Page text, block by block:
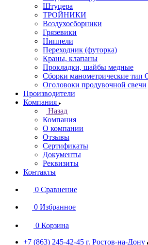
Штуцера
ТРОЙНИКИ
Воздухосборники
Грязевики
Ниппели
Переходник (футорка)
Краны, клапаны
Прокладки, шайбы медные
Сборки манометрические тип
Оголовоки продувочной свечи
Производители
Компания
Назад
Компания
О компании
Отзывы
Сертификаты
Документы
Реквизиты
Контакты
0 Сравнение
0 Избранное
0 Корзина
+7 (863) 245-42-45 г. Ростов-на-Дону